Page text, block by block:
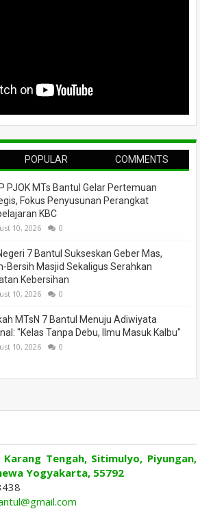
POPULAR COMMENTS
PJOK MTs Bantul Gelar Pertemuan
Fokus Penyusunan Perangkat
KBC
10, 2026 0
7 Bantul Sukseskan Geber Mas,
Bersih Masjid Sekaligus Serahkan
Kebersihan
10, 2026 0
MTsN 7 Bantul Menuju Adiwiyata
"Kelas Tanpa Debu, Ilmu Masuk Kalbu"
10, 2026 0
Tengah, Sitimulyo, Piyungan,
Yogyakarta, 55792